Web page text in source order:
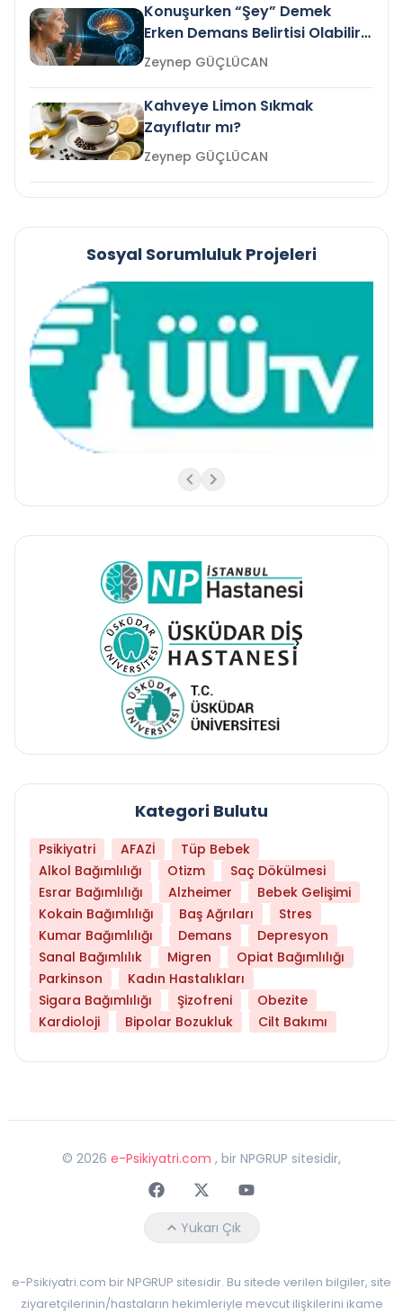
Konuşurken “Şey” Demek
Erken Demans Belirtisi Olabilir
mi?
Zeynep GÜÇLÜCAN
Kahveye Limon Sıkmak
Zayıflatır mı?
Zeynep GÜÇLÜCAN
Sosyal Sorumluluk Projeleri
Kategori Bulutu
Psikiyatri AFAZİ
Tüp Bebek
Alkol Bağımlılığı
Otizm
Saç Dökülmesi
Esrar Bağımlılığı
Alzheimer
Bebek Gelişimi
Kokain Bağımlılığı
Baş Ağrıları
Stres
Kumar Bağımlılığı
Demans
Depresyon
Sanal Bağımlılık
Migren
Opiat Bağımlılığı
Parkinson
Kadın Hastalıkları
Sigara Bağımlılığı
Şizofreni
Obezite
Kardioloji
Bipolar Bozukluk Cilt Bakımı
© 2026 e-Psikiyatri.com , bir NPGRUP sitesidir,
FaceebokTwitterYoutube
Yukarı Çık
e-Psikiyatri.com bir NPGRUP sitesidir. Bu sitede verilen bilgiler, site
ziyaretçilerinin/hastaların hekimleriyle mevcut ilişkilerini ikame